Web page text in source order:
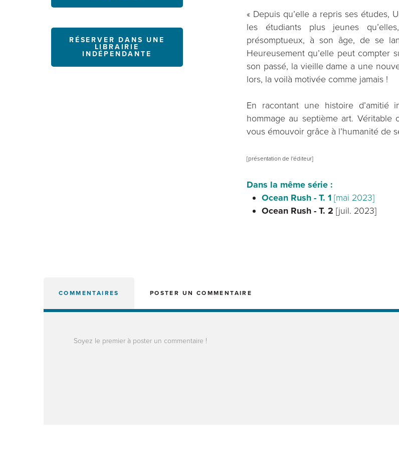
RÉSERVER DANS UNE
LIBRAIRIE
INDÉPENDANTE
« Depuis qu’elle a repris ses études,
les étudiants plus jeunes
présomptueux, à son âge, de se
Heureusement qu’elle peut compter
son passé, la vieille dame a une
lors, la voilà motivée comme jamais !
En racontant une histoire d’amitié
hommage au septième art.
vous émouvoir grâce à l’humanité de
[présentation de l'éditeur]
Dans la même série :
Ocean Rush - T. 1 [mai 2023]
Ocean Rush - T. 2 [juil. 2023]
COMMENTAIRES POSTER UN COMMENTAIRE
Soyez le premier à poster un commentaire !